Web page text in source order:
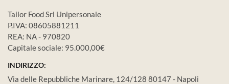
Tailor Food Srl Unipersonale
P.IVA: 08605881211
REA: NA - 970820
Capitale sociale: 95.000,00€
INDIRIZZO:
Via delle Repubbliche Marinare, 124/128 80147 - Napoli